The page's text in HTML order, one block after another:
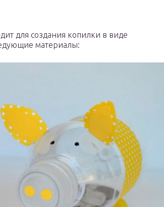
для создания копилки в виде
материалы: